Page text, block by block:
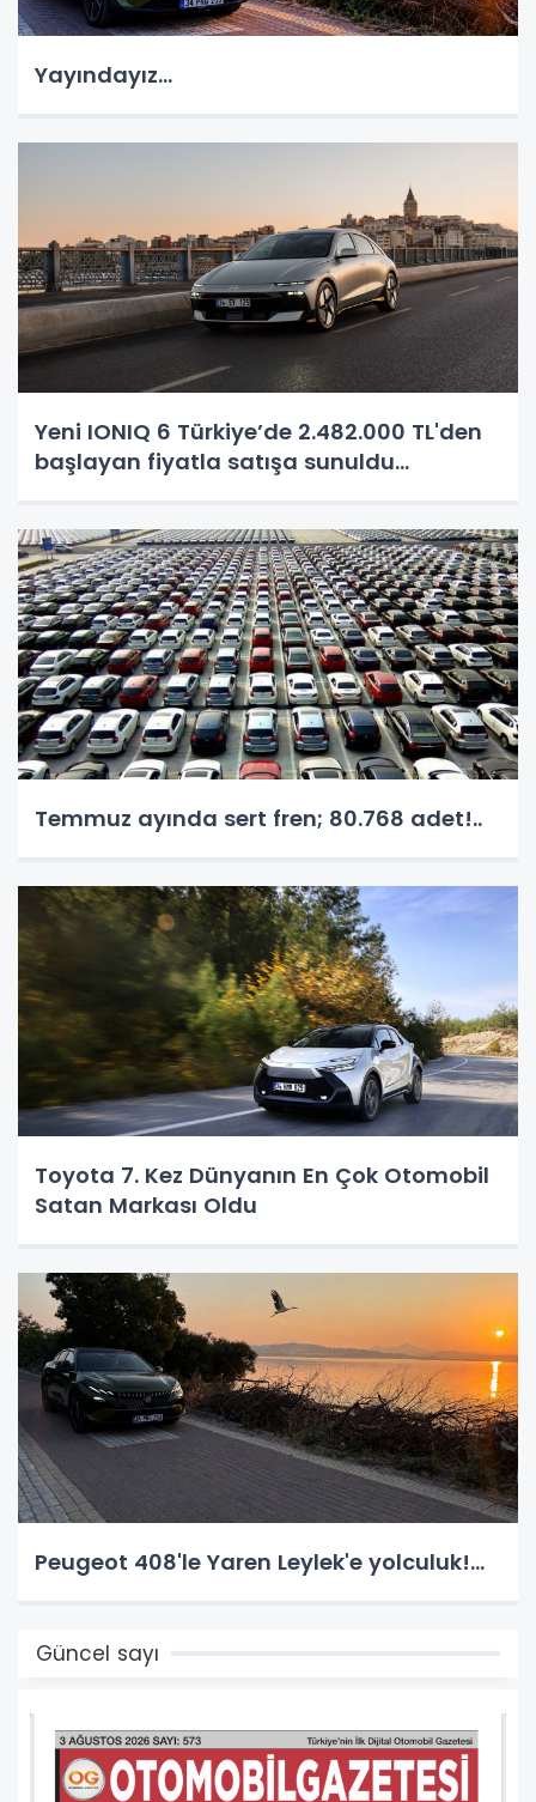
Yayındayız...
Yeni IONIQ 6 Türkiye’de 2.482.000 TL'den
başlayan fiyatla satışa sunuldu...
Temmuz ayında sert fren; 80.768 adet!..
Toyota 7. Kez Dünyanın En Çok Otomobil
Satan Markası Oldu
Peugeot 408'le Yaren Leylek'e yolculuk!...
Güncel sayı